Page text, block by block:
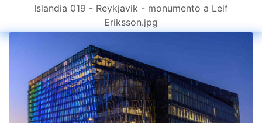
Islandia 019 - Reykjavik - monumento a Leif
Eriksson.jpg